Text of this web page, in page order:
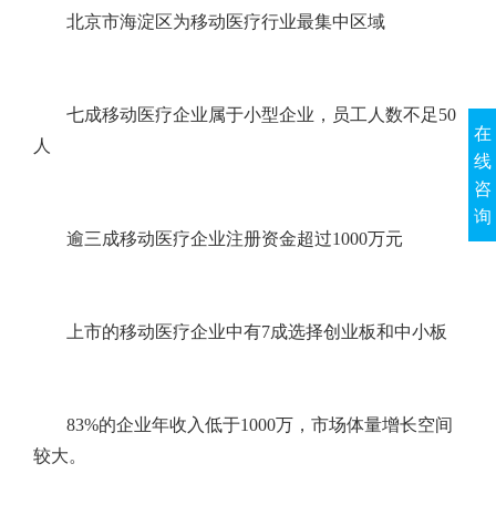
北京市海淀区为移动医疗行业最集中区域
七成移动医疗企业属于小型企业，员工人数不足50
人
逾三成移动医疗企业注册资金超过1000万元
上市的移动医疗企业中有7成选择创业板和中小板
83%的企业年收入低于1000万，市场体量增长空间
较大。
在
线
咨
询